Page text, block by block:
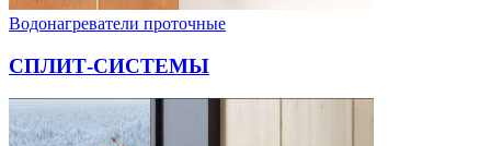
Водонагреватели проточные
СПЛИТ-СИСТЕМЫ